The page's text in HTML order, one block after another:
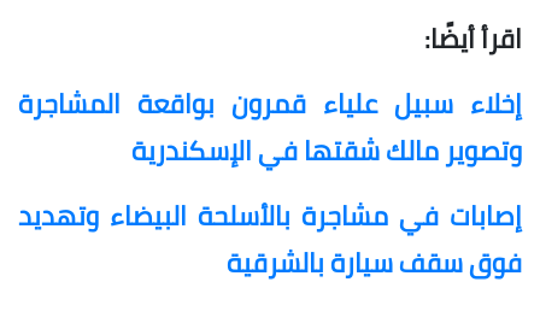
اقرأ أيضًا:
إخلاء سبيل علياء قمرون بواقعة المشاجرة
وتصوير مالك شقتها في الإسكندرية
إصابات في مشاجرة بالأسلحة البيضاء وتهديد
فوق سقف سيارة بالشرقية